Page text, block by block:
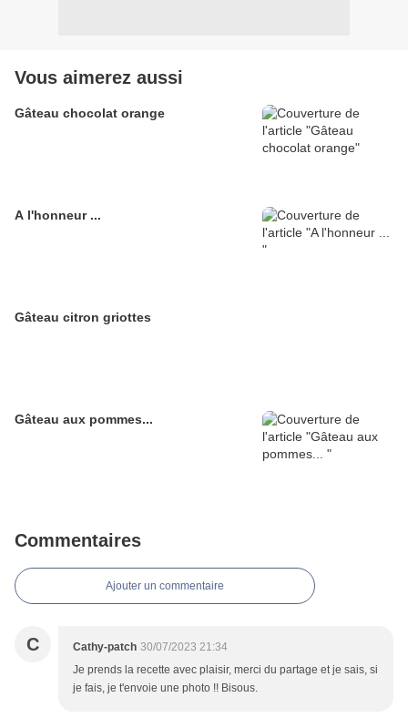
Vous aimerez aussi
Gâteau chocolat orange
A l'honneur ...
Gâteau citron griottes
Gâteau aux pommes...
Commentaires
Ajouter un commentaire
C Cathy-patch 30/07/2023 21:34
Je prends la recette avec plaisir, merci du partage et je sais, si
je fais, je t'envoie une photo !! Bisous.